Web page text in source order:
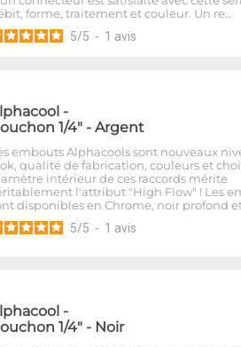
forme, traitement et couleur. Un re…
5/5 - 1 avis
-
1/4" - Argent
embouts Alphacools sont nouveaux
qualité de fabrication, couleurs et
intérieur de ces raccords mérite
l'attribut "High Flow" ! Les
disponibles en Chrome, noir profond et
5/5 - 1 avis
-
1/4" - Noir